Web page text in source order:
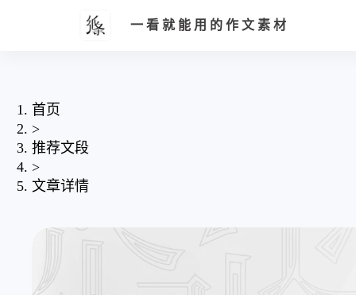
一看就能用的作文素材
首页
>
推荐文段
>
文章详情